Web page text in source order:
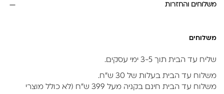
משלוחים והחזרות
משלוחים
שליח עד הבית תוך 3-5 ימי עסקים.
משלוח עד הבית בעלות של 30 ש״ח.
משלוח עד הבית חינם בקניה מעל 399 ש״ח (לא כולל מוצרי